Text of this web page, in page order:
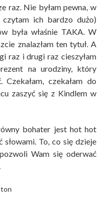
raz. Nie byłam pewna, w
ich bardzo dużo)
była właśnie TAKA. W
znalazłam ten tytuł. A
raz i drugi raz cieszyłam
na urodziny, który
czekałam do
zaszyć się z Kindlem w
bohater jest hot hot
To, co się dzieje
Wam się oderwać